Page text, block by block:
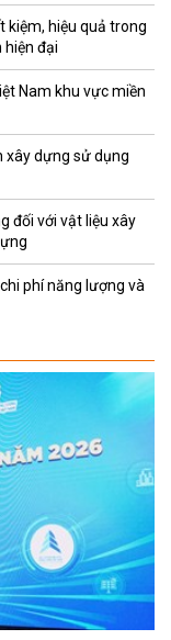
kiệm, hiệu quả trong
hiện đại
Nam khu vực miền
xây dựng sử dụng
đối với vật liệu xây
phí năng lượng và